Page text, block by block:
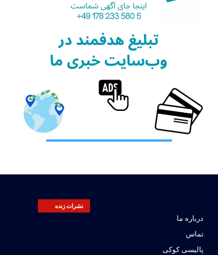
نشرات زنده
درباره ما
تماس
پالیسی کوکی